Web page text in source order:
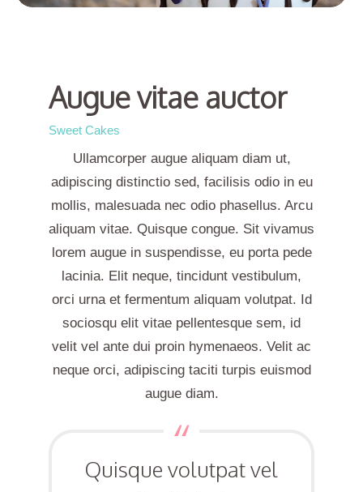
Augue vitae auctor
Sweet Cakes
Ullamcorper augue aliquam diam ut,
adipiscing distinctio sed, facilisis odio in eu
mollis, malesuada nec odio phasellus. Arcu
aliquam vitae. Quisque congue. Sit vivamus
lorem augue in suspendisse, eu porta pede
lacinia. Elit neque, tincidunt vestibulum,
orci urna et fermentum aliquam volutpat. Id
sociosqu elit vitae pellentesque sem, id
velit vel ante dui proin hymenaeos. Velit ac
neque orci, adipiscing taciti turpis euismod
augue diam.
Quisque volutpat vel